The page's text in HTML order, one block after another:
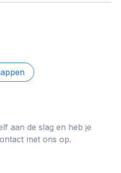
aan de slag en heb je
met ons op.